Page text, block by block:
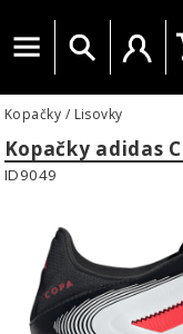
Menu Vyhledat
Kopačky / Lisovky
Kopačky adidas
ID9049